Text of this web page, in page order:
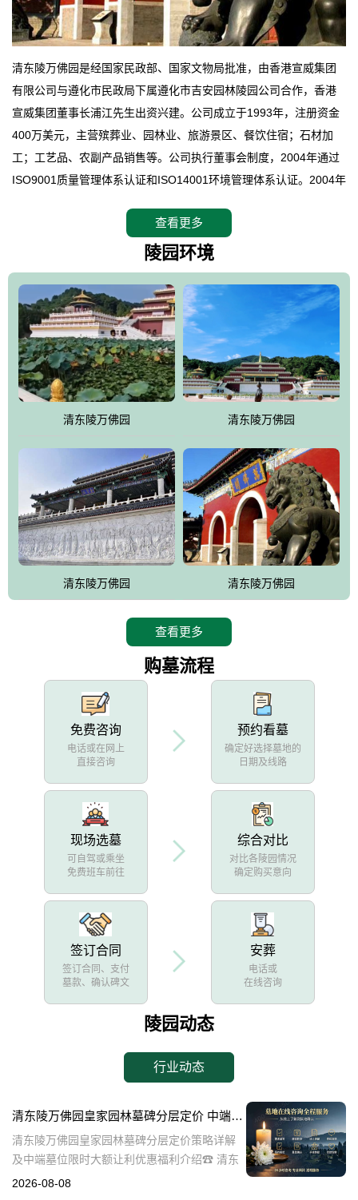
清东陵万佛园是经国家民政部、国家文物局批准，由香港宣威集团
有限公司与遵化市民政局下属遵化市吉安园林陵园公司合作，香港
宣威集团董事长浦江先生出资兴建。公司成立于1993年，注册资金
400万美元，主营殡葬业、园林业、旅游景区、餐饮住宿；石材加
工；工艺品、农副产品销售等。公司执行董事会制度，2004年通过
ISO9001质量管理体系认证和ISO14001环境管理体系认证。2004年
拥有4A级旅游区头衔的花园式陵园，园内建有四星级酒店一座。
万佛园位于遵化市境内，座落在世界文化遗产清东陵地形墙内，地
形绝佳，地理位置优越，交通便利。公司以“建设全国顶级人生后花
园、打造佛教精品旅游圣地”为目标，以海外归侨、国内外知名人士
的墓地安葬、祭祀吊亡并结合旅游参观构成其主要使用功能；以苍
郁绚丽、优雅宜人的园林景观构成其外部形象。通过墓园建设与造
园手法相结合的默契操作，建成一处特色鲜明、服务周全、环境优
美、民族风格突出，与周边文物古迹交相呼应的极具吸引力的花园
式园林。
万佛园工程一期占地448亩，目前完成投资近12亿元人民币，园区采
用全仿古式建筑，寻求与世界文化遗产地清东陵的和谐统一，在园
区建设中寻求陵园建设与景区建设的有机融合，充分发挥独一无二
的地形优势，打造现代艺术园林，建设旅游景观、寺庙、酒店等综
合服务设施，服务于陵园经营，使企业的多元化经营项目相互依
托、相互促进，园区绿化覆盖率达90%。
设计建造各种墓地墓位3万个；主体建筑金宝塔，墓位容量8万个，
能适应不同消费阶层的需求，为客户提供墓碑设计制作服务、特色
查看更多
陵园环境
清东陵万佛园 清东陵万佛园
清东陵万佛园 清东陵万佛园
查看更多
购墓流程
免费咨询
电话或在网上
直接咨询
预约看墓
确定好选择墓地的
日期及线路
现场选墓
可自驾或乘坐
免费班车前往
综合对比
对比各陵园情况
确定购买意向
签订合同
签订合同、支付
墓款、确认碑文
安葬
电话或
在线咨询
陵园动态
行业动态
清东陵万佛园皇家园林墓碑分层定价 中端墓位限时大额让利详解及优惠福利
清东陵万佛园皇家园林墓碑分层定价策略详解
及中端墓位限时大额让利优惠福利介绍☎ 清东
陵万佛园电话:400-838-5063清东陵万佛园，作
2026-08-08